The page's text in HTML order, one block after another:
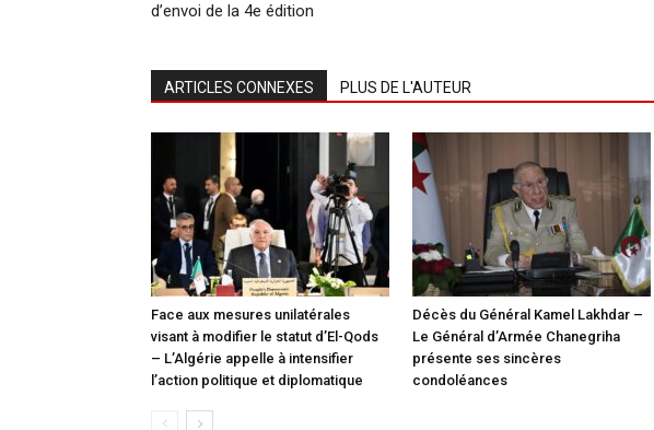
d’envoi de la 4e édition
ARTICLES CONNEXES PLUS DE L'AUTEUR
Face aux mesures unilatérales
visant à modifier le statut d’El-Qods
– L’Algérie appelle à intensifier
l’action politique et diplomatique
Décès du Général Kamel Lakhdar –
Le Général d’Armée Chanegriha
présente ses sincères
condoléances